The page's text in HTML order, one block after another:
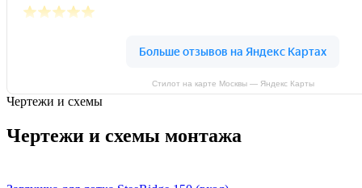
Стилот на карте Москвы — Яндекс Карты
Чертежи и схемы
Чертежи и схемы монтажа